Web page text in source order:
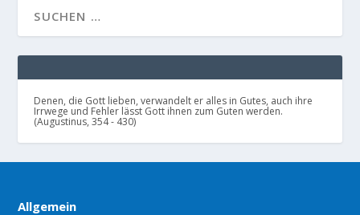
Denen, die Gott lieben, verwandelt er alles in Gutes, auch ihre
Irrwege und Fehler lässt Gott ihnen zum Guten werden.
(Augustinus, 354 - 430)
Allgemein